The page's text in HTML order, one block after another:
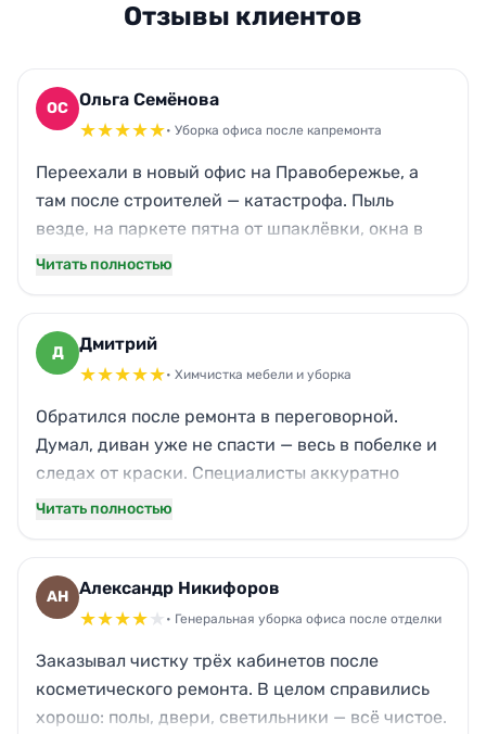
Отзывы клиентов
ОС Ольга Семёнова
★★★★★• Уборка офиса после капремонта
Переехали в новый офис на Правобережье, а
там после строителей — катастрофа. Пыль
везде, на паркете пятна от шпаклёвки, окна в
разводах. Девчата из Новы приехали вовремя, с
стройки выветрился за день. Теперь можно
спокойно запускать сотрудников. Спасибо!
Читать полностью
Д Дмитрий
★★★★★• Химчистка мебели и уборка
Обратился после ремонта в переговорной.
Думал, диван уже не спасти — весь в побелке и
следах от краски. Специалисты аккуратно
обработали обивку, грязь ушла. На окнах была
Отдельная благодарность за оперативность —
вечером позвонил, утром уже приступили.
Читать полностью
АН Александр Никифоров
★★★★★ • Генеральная уборка офиса после отделки
Заказывал чистку трёх кабинетов после
косметического ремонта. В целом справились
хорошо: полы, двери, светильники — всё чистое.